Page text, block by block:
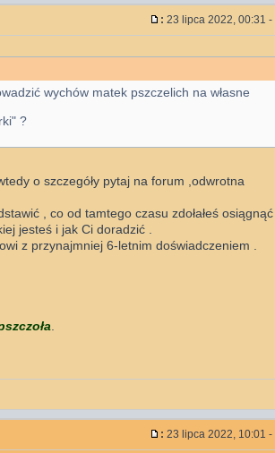
: 23 lipca 2022, 00:31 -
wychów matek pszczelich na własne
?
o szczegóły pytaj na forum ,odwrotna
, co od tamtego czasu zdołałeś osiągnąć .
jesteś i jak Ci doradzić .
z przynajmniej 6-letnim doświadczeniem .
: 23 lipca 2022, 10:01 -